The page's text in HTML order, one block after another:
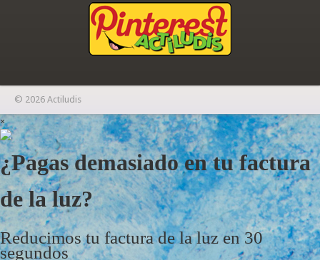
© 2026 Actiludis
×
¿Pagas demasiado en tu factura
de la luz?
Reducimos tu factura de la luz en 30
segundos